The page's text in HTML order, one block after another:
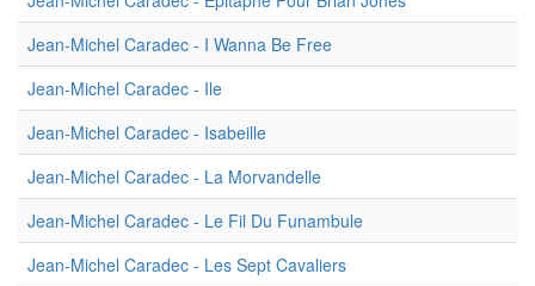
Jean-Michel Caradec - I Wanna Be Free
Jean-Michel Caradec - Ile
Jean-Michel Caradec - Isabeille
Jean-Michel Caradec - La Morvandelle
Jean-Michel Caradec - Le Fil Du Funambule
Jean-Michel Caradec - Les Sept Cavaliers